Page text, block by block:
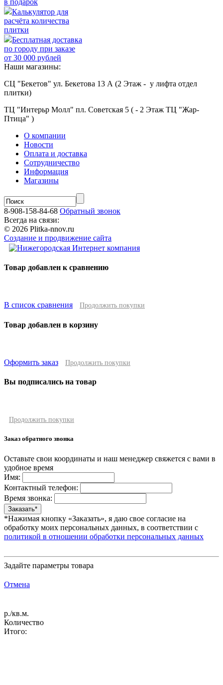
в подарок
Калькулятор для
расчёта количества
плитки
Бесплатная доставка
по городу при заказе
от 30 000 рублей
Наши магазины:
СЦ "Бекетов" ул. Бекетова 13 А (2 Этаж - у лифта отдел
плитки)
ТЦ "Интерьр Молл" пл. Советская 5 ( - 2 Этаж ТЦ "Жар-
Птица" )
О компании
Новости
Оплата и доставка
Сотрудничество
Информация
Магазины
8-908-158-84-68 Обратный звонок
Всегда на связи:
© 2026 Plitka-nnov.ru
Создание и продвижение сайта
Товар добавлен к сравнению
В список сравнения Продолжить покупки
Товар добавлен в корзину
Оформить заказ Продолжить покупки
Вы подписались на товар
Продолжить покупки
Заказ обратного звонка
Оставьте свои координаты и наш менеджер свяжется с вами в
удобное время
Имя:
Контактный телефон:
Время звонка:
*Нажимая кнопку «Заказать», я даю свое согласие на
обработку моих персональных данных, в соответствии с
политикой в отношении обработки персональных данных
Задайте параметры товара
Отмена
р./кв.м.
Количество
Итого: